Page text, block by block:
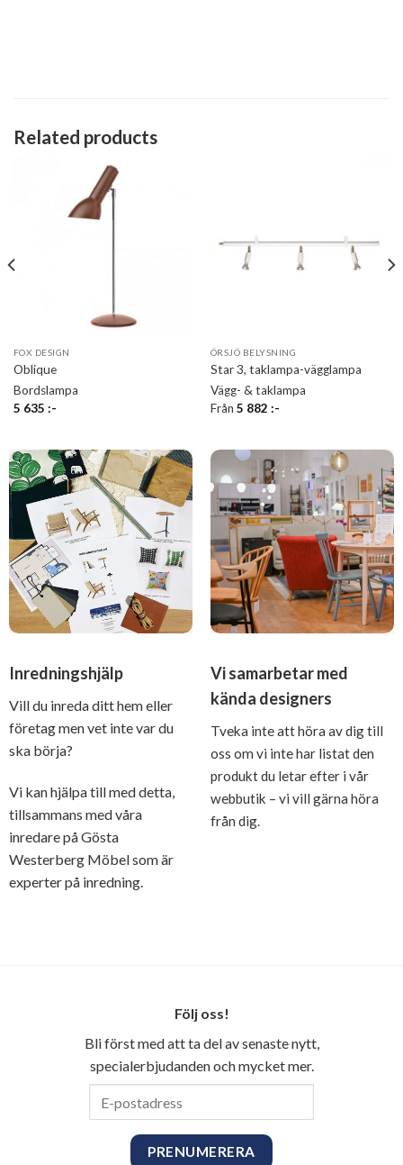
Related products
FOX DESIGN
Oblique
Bordslampa
5 635 :-
ÖRSJÖ BELYSNING
Star 3, taklampa-vägglampa
Vägg- & taklampa
Från 5 882 :-
Inredningshjälp
Vill du inreda ditt hem eller
företag men vet inte var du
ska börja?
Vi kan hjälpa till med detta,
tillsammans med våra
inredare på Gösta
Westerberg Möbel som är
experter på inredning.
Vi samarbetar med
kända designers
Tveka inte att höra av dig till
oss om vi inte har listat den
produkt du letar efter i vår
webbutik – vi vill gärna höra
från dig.
Följ oss!
Bli först med att ta del av senaste nytt,
specialerbjudanden och mycket mer.